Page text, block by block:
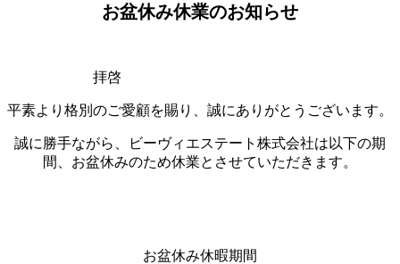
お盆休み休業のお知らせ
拝啓
平素より格別のご愛顧を賜り、誠にありがとうございます。
誠に勝手ながら、ビーヴィエステート株式会社は以下の期
間、お盆休みのため休業とさせていただきます。
お盆休み休暇期間